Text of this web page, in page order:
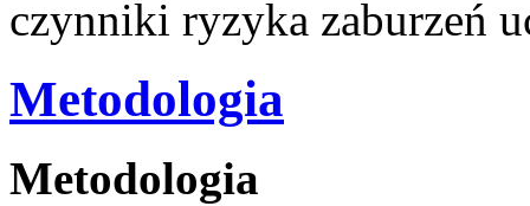
czynniki ryzyka zaburzeń
Metodologia
Metodologia